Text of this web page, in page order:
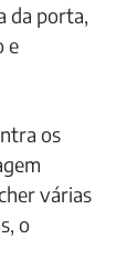
da porta,
e
os
várias
o